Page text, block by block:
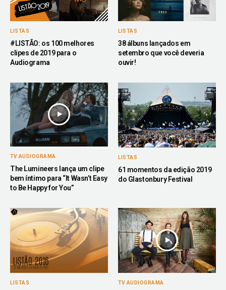
LISTAS
#LISTÃO: os 100 melhores
clipes de 2019 para o
Audiograma
LISTAS
38 álbuns lançados em
setembro que você deveria
ouvir!
TV AUDIOGRAMA
The Lumineers lança um clipe
bem íntimo para “It Wasn’t Easy
to Be Happy for You”
LISTAS
61 momentos da edição 2019
do Glastonbury Festival
LISTAS TV AUDIOGRAMA